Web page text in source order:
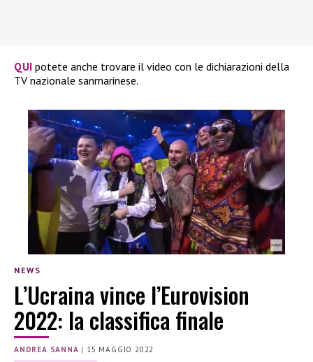
QUI potete anche trovare il video con le dichiarazioni della
TV nazionale sanmarinese.
NEWS
L’Ucraina vince l’Eurovision
2022: la classifica finale
ANDREA SANNA | 15 MAGGIO 2022